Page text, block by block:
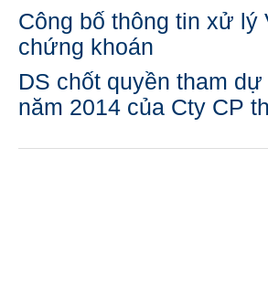
Công bố thông tin xử
chứng khoán
DS chốt quyền tham
năm 2014 của Cty CP